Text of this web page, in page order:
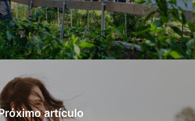
artículo